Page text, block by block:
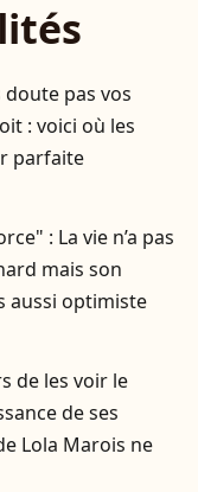
pas vos
: voici où les
parfaite
: La vie n’a pas
mais son
aussi optimiste
de les voir le
de ses
Lola Marois ne